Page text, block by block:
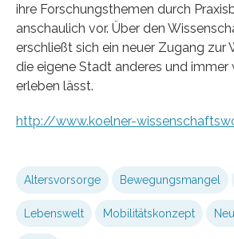
ihre Forschungsthemen durch
anschaulich vor. Über den
erschließt sich ein neuer Zugang zur
die eigene Stadt anderes und immer
erleben lässt.
http://www.koelner-
Altersvorsorge Bewegungsmangel
Lebenswelt Mobilitätskonzept